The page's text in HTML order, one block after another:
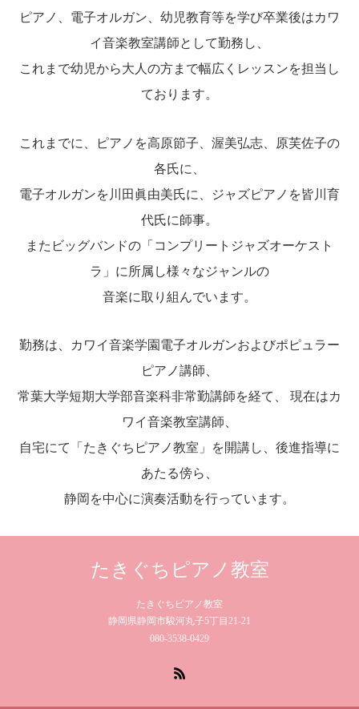
ピアノ、電子オルガン、幼児教育等を学び卒業後はカワ
イ音楽教室講師として勤務し、
これまで幼児から大人の方まで幅広くレッスンを担当し
ております。
これまでに、ピアノを高原節子、渥美弘志、原芙佐子の
各氏に、
電子オルガンを川田眞由美氏に、ジャズピアノを皆川育
代氏に師事。
またビッグバンドの「コンプリートジャズオーケスト
ラ」に所属し様々なジャンルの
音楽に取り組んでいます。
勤務は、カワイ音楽学園電子オルガンおよびポピュラー
ピアノ講師、
常葉大学短期大学部音楽科非常勤講師を経て、 現在はカ
ワイ音楽教室講師、
自宅にて「たきぐちピアノ教室」を開講し、後進指導に
あたる傍ら、
静岡を中心に演奏活動を行っています。
たきぐちピアノ教室
たきぐちピアノ教室
静岡県静岡市駿河丸子5丁目21-21
080-3538-0429